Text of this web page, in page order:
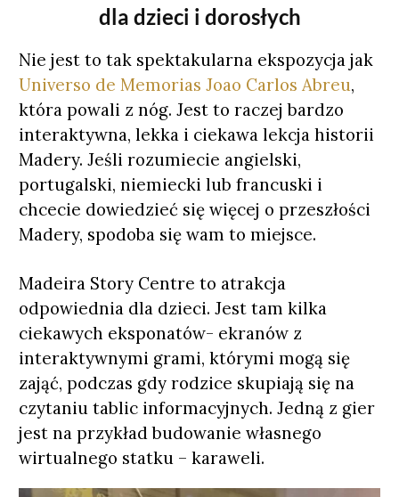
dla dzieci i dorosłych
Nie jest to tak spektakularna ekspozycja jak
Universo de Memorias Joao Carlos Abreu,
która powali z nóg. Jest to raczej bardzo
interaktywna, lekka i ciekawa lekcja historii
Madery. Jeśli rozumiecie angielski,
portugalski, niemiecki lub francuski i
chcecie dowiedzieć się więcej o przeszłości
Madery, spodoba się wam to miejsce.
Madeira Story Centre to atrakcja
odpowiednia dla dzieci. Jest tam kilka
ciekawych eksponatów- ekranów z
interaktywnymi grami, którymi mogą się
zająć, podczas gdy rodzice skupiają się na
czytaniu tablic informacyjnych. Jedną z gier
jest na przykład budowanie własnego
wirtualnego statku – karaweli.